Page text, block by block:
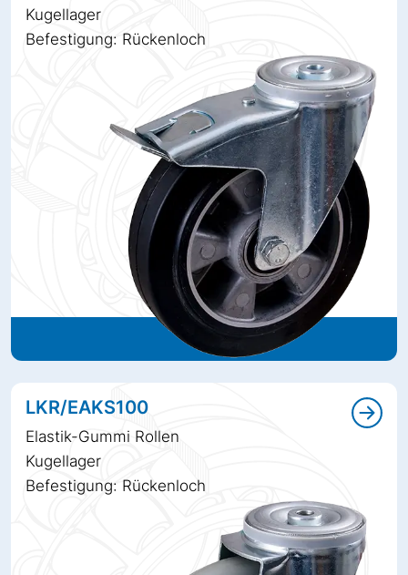
Kugellager
Befestigung: Rückenloch
LKR/EAKS100
Elastik-Gummi Rollen
Kugellager
Befestigung: Rückenloch